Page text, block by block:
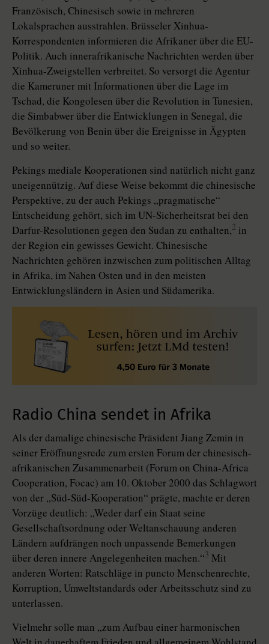
Französisch, Chinesisch sowie in mehreren
Lokalsprachen ausstrahlen. Brüsseler Xinhua-
Korrespondenten informieren die Afrikaner über die EU-
Politik. Auch innerafrikanische Nachrichten werden über
Xinhua-Zweigstellen verbreitet. So versorgt die Agentur
die Kameruner mit Informationen über die Lage im
Tschad, die Kongolesen über die Revolution in Tunesien,
die Simbabwer über die Entwicklungen in Senegal, die
Bevölkerung von Benin über die Ereignisse in Ägypten
und so weiter.
Pekings mediale Kooperationen sind natürlich nicht ganz
uneigennützig. Auf diese Weise bekommt die chinesische
Perspektive, zu der auch Pekings „pragmatische“
Entscheidung gehört, sich im UN-Sicherheitsrat bei den
Darfur-Resolutionen gegen den Sudan zu enthalten,2 in
der Region ein gewisses Gewicht. Chinesische
Nachrichten gehören inzwischen zum politischen Alltag
in Afrika, im Nahen Osten und in den meisten
Entwicklungsländern in Asien und Südamerika.
Radio China sendet in Afrika
Als der damalige chinesische Präsident Jiang Zemin in
seiner Eröffnungsrede zum ersten Forum der chinesisch-
afrikanischen Zusammenarbeit (Forum on China-Africa
Cooperation, Focac) am 10. Oktober 2000 das Schlagwort
von der „Süd-Süd-Kooperation“ prägte, machte er deren
Vorzüge deutlich: „Weder darf ein Staat seine
Gesellschaftsordnung oder Weltanschauung anderen
Ländern aufdrängen noch unpassende Bemerkungen
über deren innere Angelegenheiten machen.“3 Mit
anderen Worten: Ratschläge in puncto Menschenrechte,
Korruption, Umweltstandards oder Arbeitsschutz sind zu
unterlassen.
Vielmehr solle man „zum Aufbau einer harmonischen